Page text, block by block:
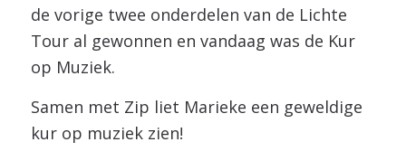
de vorige twee onderdelen van de Lichte
Tour al gewonnen en vandaag was de Kur
op Muziek.
Samen met Zip liet Marieke een geweldige
kur op muziek zien!